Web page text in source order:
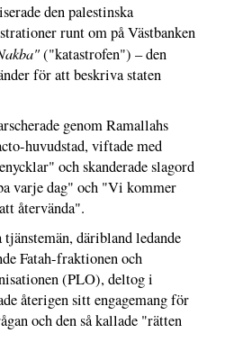
den palestinska
runt om på Västbanken
("katastrofen") – den
för att beskriva staten
genom Ramallahs
huvudstad, viftade med
och skanderade slagord
varje dag" och "Vi kommer
återvända".
däribland ledande
Fatah-fraktionen och
(PLO), deltog i
återigen sitt engagemang för
och den så kallade "rätten